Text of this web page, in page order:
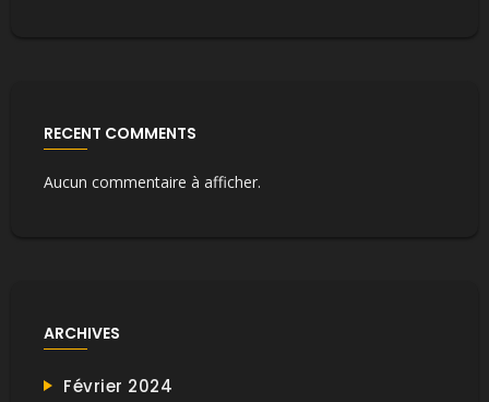
RECENT COMMENTS
Aucun commentaire à afficher.
ARCHIVES
Février 2024